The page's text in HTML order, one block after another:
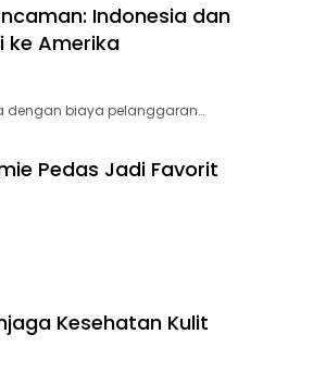
Keutamaannya
Indonesia dan
ke Amerika
dengan biaya pelanggaran…
Pedas Jadi Favorit
Kesehatan Kulit